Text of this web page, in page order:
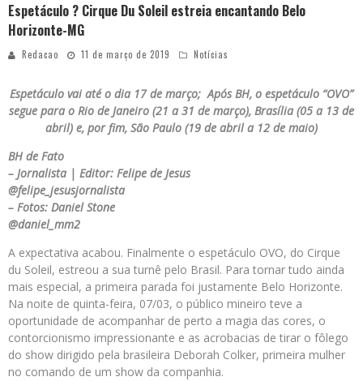
Espetáculo ? Cirque Du Soleil estreia encantando Belo
Horizonte-MG
Redacao 11 de março de 2019 Notícias
Espetáculo vai até o dia 17 de março; Após BH, o espetáculo “OVO”
segue para o Rio de Janeiro (21 a 31 de março), Brasília (05 a 13 de
abril) e, por fim, São Paulo (19 de abril a 12 de maio)
BH de Fato
– Jornalista | Editor: Felipe de Jesus
@felipe_jesusjornalista
– Fotos: Daniel Stone
@daniel_mm2
A expectativa acabou. Finalmente o espetáculo OVO, do Cirque
du Soleil, estreou a sua turnê pelo Brasil. Para tornar tudo ainda
mais especial, a primeira parada foi justamente Belo Horizonte.
Na noite de quinta-feira, 07/03, o público mineiro teve a
oportunidade de acompanhar de perto a magia das cores, o
contorcionismo impressionante e as acrobacias de tirar o fôlego
do show dirigido pela brasileira Deborah Colker, primeira mulher
no comando de um show da companhia.